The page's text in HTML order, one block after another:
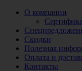
О компании
Скидки
Полезная
Оплата и
Контакты